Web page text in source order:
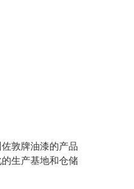
敦牌油漆的产品
生产基地和仓储